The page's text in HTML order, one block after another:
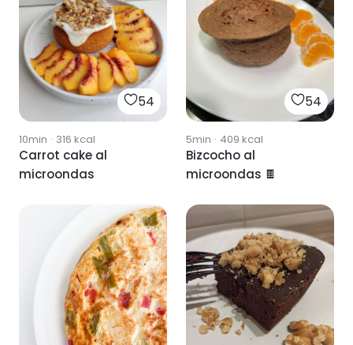
54
10min · 316 kcal
Carrot cake al
microondas
54
5min · 409 kcal
Bizcocho al
microondas 🍫